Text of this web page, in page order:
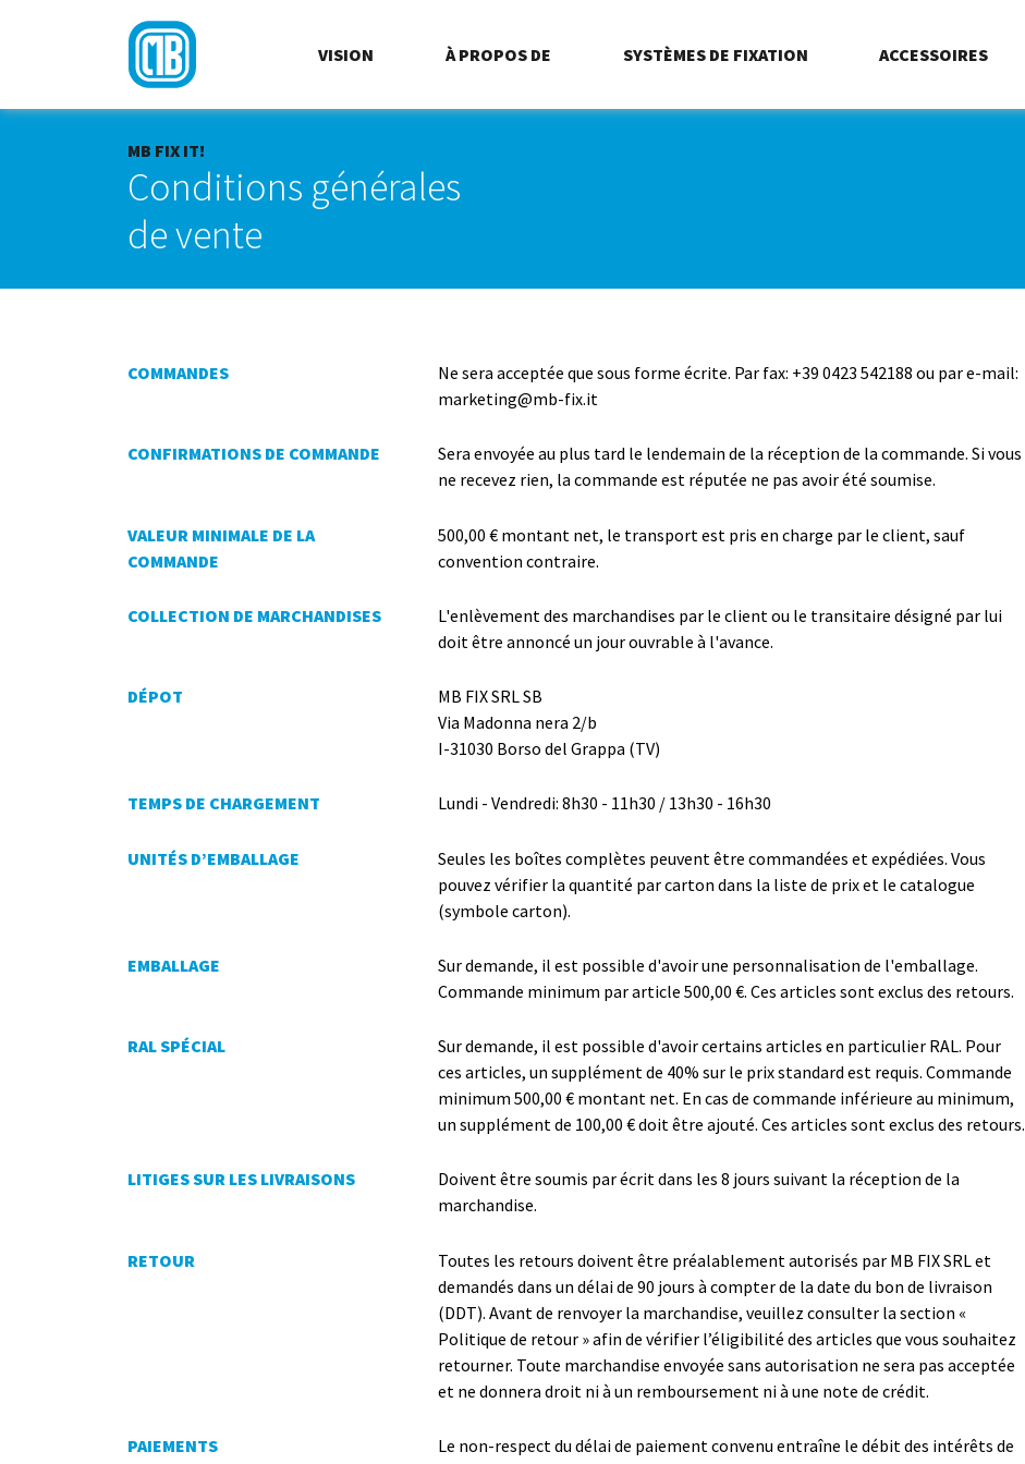
VISION À PROPOS DE SYSTÈMES DE FIXATION ACCESSOIRES
MB FIX IT!
Conditions générales
de vente
COMMANDES
Ne sera acceptée que sous forme écrite. Par fax: +39 0423 542188 ou par e-mail:
marketing@mb-fix.it
CONFIRMATIONS DE COMMANDE
Sera envoyée au plus tard le lendemain de la réception de la commande. Si vous
ne recevez rien, la commande est réputée ne pas avoir été soumise.
VALEUR MINIMALE DE LA
COMMANDE
500,00 € montant net, le transport est pris en charge par le client, sauf
convention contraire.
COLLECTION DE MARCHANDISES
L'enlèvement des marchandises par le client ou le transitaire désigné par lui
doit être annoncé un jour ouvrable à l'avance.
DÉPOT
MB FIX SRL SB
Via Madonna nera 2/b
I-31030 Borso del Grappa (TV)
TEMPS DE CHARGEMENT Lundi - Vendredi: 8h30 - 11h30 / 13h30 - 16h30
UNITÉS D’EMBALLAGE
Seules les boîtes complètes peuvent être commandées et expédiées. Vous
pouvez vérifier la quantité par carton dans la liste de prix et le catalogue
(symbole carton).
EMBALLAGE
Sur demande, il est possible d'avoir une personnalisation de l'emballage.
Commande minimum par article 500,00 €. Ces articles sont exclus des retours.
RAL SPÉCIAL
Sur demande, il est possible d'avoir certains articles en particulier RAL. Pour
ces articles, un supplément de 40% sur le prix standard est requis. Commande
minimum 500,00 € montant net. En cas de commande inférieure au minimum,
un supplément de 100,00 € doit être ajouté. Ces articles sont exclus des retours.
LITIGES SUR LES LIVRAISONS
Doivent être soumis par écrit dans les 8 jours suivant la réception de la
marchandise.
RETOUR
Toutes les retours doivent être préalablement autorisés par MB FIX SRL et
demandés dans un délai de 90 jours à compter de la date du bon de livraison
(DDT). Avant de renvoyer la marchandise, veuillez consulter la section «
Politique de retour » afin de vérifier l’éligibilité des articles que vous souhaitez
retourner. Toute marchandise envoyée sans autorisation ne sera pas acceptée
et ne donnera droit ni à un remboursement ni à une note de crédit.
PAIEMENTS
Le non-respect du délai de paiement convenu entraîne le débit des intérêts de